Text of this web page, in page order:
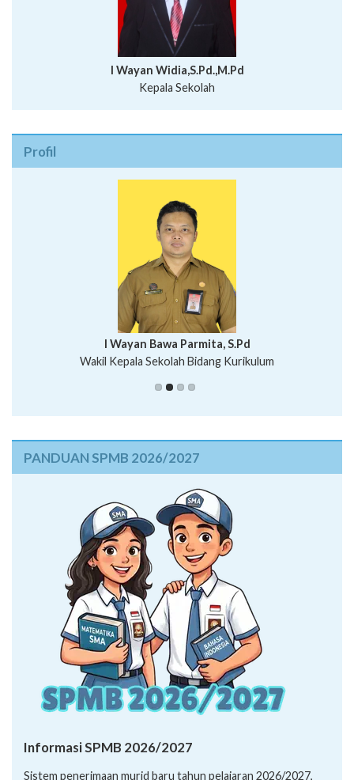
I Wayan Widia,S.Pd.,M.Pd
Kepala Sekolah
Profil
Putu Suhartana, S.Pd.
I Wayan Bawa Parmita, S.Pd
Wakil Kepala Sekolah Bidang Kurikulum
I Wayan Gede Aditya Pratita, S.Pd., M.Sn
Ni Wayan Nopi Sutantri, S.Pd.
PANDUAN SPMB 2026/2027
Informasi SPMB 2026/2027
Sistem penerimaan murid baru tahun pelajaran 2026/2027,